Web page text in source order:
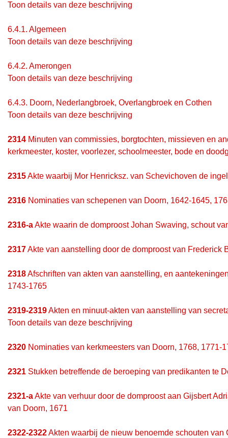
Toon details van deze beschrijving
6.4.1. Algemeen
Toon details van deze beschrijving
6.4.2. Amerongen
Toon details van deze beschrijving
6.4.3. Doorn, Nederlangbroek, Overlangbroek en Cothen
Toon details van deze beschrijving
2314 Minuten van commissies, borgtochten, missieven en
kerkmeester, koster, voorlezer, schoolmeester, bode en
2315Akte waarbij Mor Henricksz. van Schevichoven de
2316 Nominaties van schepenen van Doorn, 1642-1645,
2316-aAkte waarin de domproost Johan Swaving, schout
2317Akte van aanstelling door de domproost van Frederick
2318Afschriften van akten van aanstelling, en
1743-1765
2319-2319Akten en minuut-akten van aanstelling van
Toon details van deze beschrijving
2320 Nominaties van kerkmeesters van Doorn, 1768, 1771-
2321 Stukken betreffende de beroeping van predikanten te
2321-aAkte van verhuur door de domproost aan Gijsbert
van Doorn, 1671
2322-2322Akten waarbij de nieuw benoemde schouten